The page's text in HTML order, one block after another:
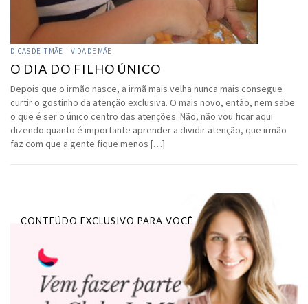
DICAS DE IT MÃE VIDA DE MÃE
O DIA DO FILHO ÚNICO
Depois que o irmão nasce, a irmã mais velha nunca mais consegue
curtir o gostinho da atenção exclusiva. O mais novo, então, nem sabe
o que é ser o único centro das atenções. Não, não vou ficar aqui
dizendo quanto é importante aprender a dividir atenção, que irmão
faz com que a gente fique menos […]
CONTEÚDO EXCLUSIVO PARA VOCÊ